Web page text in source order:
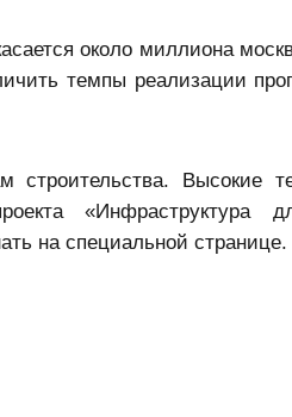
около миллиона
темпы реализации
Высокие
«Инфраструктура
на специальной странице.